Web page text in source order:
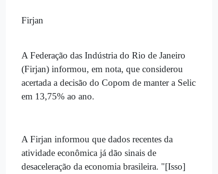
Firjan
A Federação das Indústria do Rio de Janeiro
(Firjan) informou, em nota, que considerou
acertada a decisão do Copom de manter a Selic
em 13,75% ao ano.
A Firjan informou que dados recentes da
atividade econômica já dão sinais de
desaceleração da economia brasileira. "[Isso]